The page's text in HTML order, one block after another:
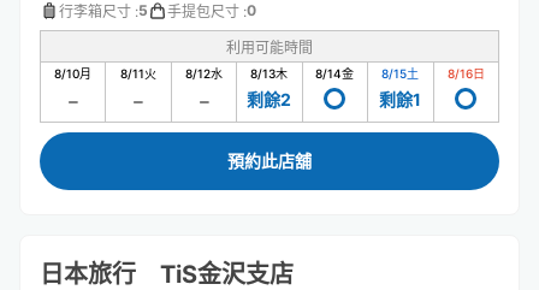
行李箱尺寸 :5 手提包尺寸 :0
利用可能時間
8/10月 8/11火 8/12水 8/13木
剩餘2
8/14金 8/15土
剩餘1
8/16日
預約此店舖
日本旅行 TiS金沢支店